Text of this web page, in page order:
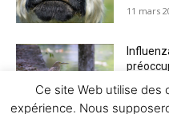
11 mars
Ce site Web utilise des
expérience. Nous